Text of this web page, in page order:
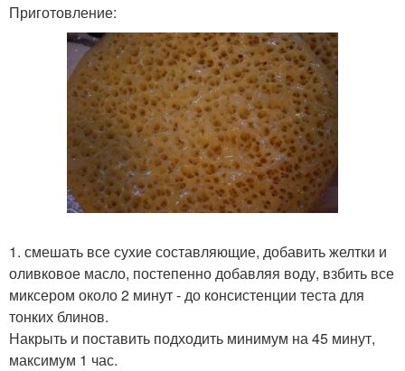
Приготовление:
1. смешать все сухие составляющие, добавить желтки и
оливковое масло, постепенно добавляя воду, взбить все
миксером около 2 минут - до консистенции теста для
тонких блинов.
Накрыть и поставить подходить минимум на 45 минут,
максимум 1 час.